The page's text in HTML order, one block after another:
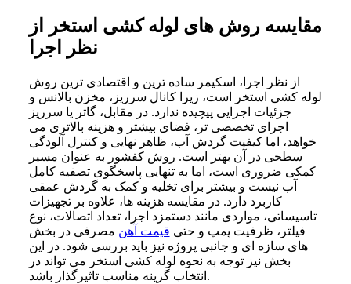
مقایسه روش های لوله کشی استخر از
نظر اجرا
از نظر اجرا، اسکیمر ساده ترین و اقتصادی ترین روش
لوله کشی استخر است، زیرا کانال سرریز، مخزن بالانس و
جزئیات اجرایی پیچیده ندارد. در مقابل، گاتر یا سرریز
اجرای تخصصی تر، فضای بیشتر و هزینه بالاتری می
خواهد، اما کیفیت گردش آب، ظاهر نهایی و کنترل آلودگی
سطحی در آن بهتر است. روش کفشور به عنوان مسیر
کمکی ضروری است، اما به تنهایی پاسخگوی تصفیه کامل
آب نیست و بیشتر برای تخلیه و کمک به گردش عمقی
کاربرد دارد. در مقایسه هزینه ها، علاوه بر تجهیزات
تاسیساتی، مواردی مانند دستمزد اجرا، تعداد اتصالات، نوع
فیلتر، ظرفیت پمپ و حتی قیمت آهن مصرفی در بخش
های سازه ای و جانبی پروژه نیز باید بررسی شود. در این
بخش نیز توجه به نحوه لوله کشی استخر می تواند در
انتخاب گزینه مناسب تاثیرگذار باشد.